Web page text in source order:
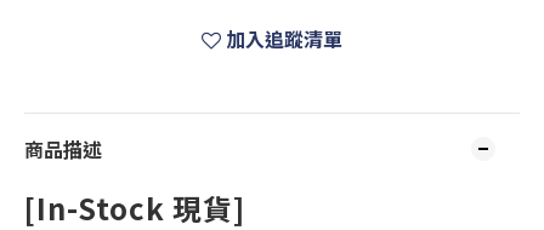
加入追蹤清單
商品描述
[In-Stock 現貨]